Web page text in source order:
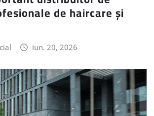
de haircare și
iun. 20, 2026